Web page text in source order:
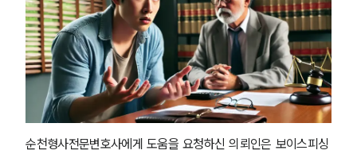
순천형사전문변호사에게 도움을 요청하신 의뢰인은 보이스피싱